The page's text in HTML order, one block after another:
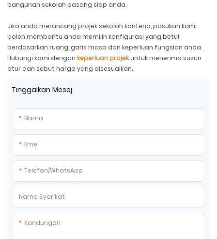
bangunan sekolah pasang siap anda.
Jika anda merancang projek sekolah kontena, pasukan kami
boleh membantu anda memilih konfigurasi yang betul
berdasarkan ruang, garis masa dan keperluan fungsian anda.
Hubungi kami dengan keperluan projekuntuk menerima susun
atur dan sebut harga yang disesuaikan.
Tinggalkan Mesej
Nama
Emel
Telefon/whatsApp
Nama Syarikat
Kandungan